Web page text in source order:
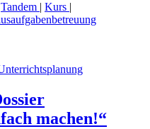
Tandem Kurs
machen!“